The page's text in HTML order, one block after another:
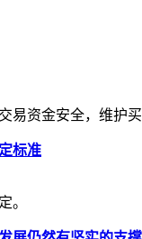
易资金安全，维护买
标准
。